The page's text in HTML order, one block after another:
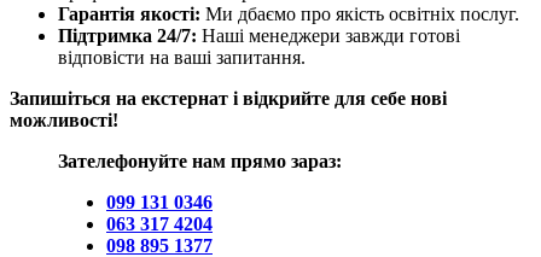
Гарантія якості: Ми дбаємо про якість освітніх послуг.
Підтримка 24/7: Наші менеджери завжди готові
відповісти на ваші запитання.
Запишіться на екстернат і відкрийте для себе нові
можливості!
Зателефонуйте нам прямо зараз:
099 131 0346
063 317 4204
098 895 1377